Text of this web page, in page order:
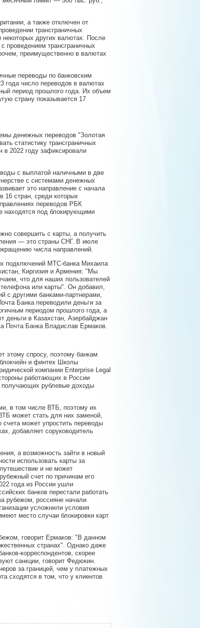
а также отключен от
трансграничных
других валютах. После
проведением трансграничных
преимущественно в валютах
переводы по банковским
года число переводов в валютах
период прошлого года. Их объем
страну показывается 17
денежных переводов "Золотая
статистику трансграничных
в 2022 году зафиксировали
с выплатой наличными в две
с системами денежных
это направление с начала
16 стран, среди которых
переводов РБК
находятся под блокирующими
совершить с карты, а получить
— это страны СНГ. В июле
числа направлений.
подключений МТС-банка Михаила
Киргизия и Армения: "Мы
что для наших пользователей
или карты". Он добавил,
с другими банками-партнерами,
Банка переводили деньги за
периодом прошлого года, а
деньги в Казахстан, Азербайджан
Почта Банка Владислав Ермаков.
этому спросу, поэтому банкам
и финтех Школы
компании Enterprise Legal
работающих в России
получающих рублевые доходы
в том числе ВТБ, поэтому их
может стать для них заменой,
счета может упростить переводы
добавляет соруководитель
а возможность зайти в новый
использовать карты за
и не может
счет по причинам его
года из России ушли
банков перестали работать
рубежом, россияне начали
усложнили условия
место случаи блокировки карт
говорит Ермаков: "В данном
странах". Однако даже
корреспондентов, скорее
санкции, говорит Федюкин.
за границей, чем у платежных
сходятся в том, что у клиентов